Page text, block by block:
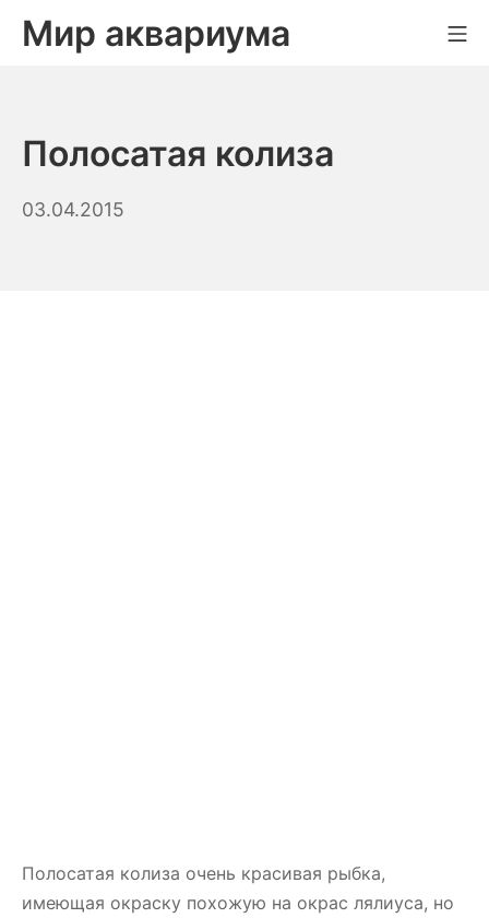
Мир аквариума
Полосатая колиза
03.04.2015
Полосатая колиза очень красивая рыбка,
имеющая окраску похожую на окрас лялиуса, но